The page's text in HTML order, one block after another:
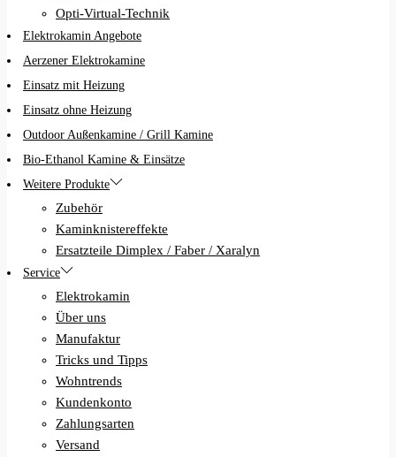
Opti-Virtual-Technik
Elektrokamin Angebote
Aerzener Elektrokamine
Einsatz mit Heizung
Einsatz ohne Heizung
Outdoor Außenkamine / Grill Kamine
Bio-Ethanol Kamine & Einsätze
Weitere Produkte
Zubehör
Kaminknistereffekte
Ersatzteile Dimplex / Faber / Xaralyn
Service
Elektrokamin
Über uns
Manufaktur
Tricks und Tipps
Wohntrends
Kundenkonto
Zahlungsarten
Versand